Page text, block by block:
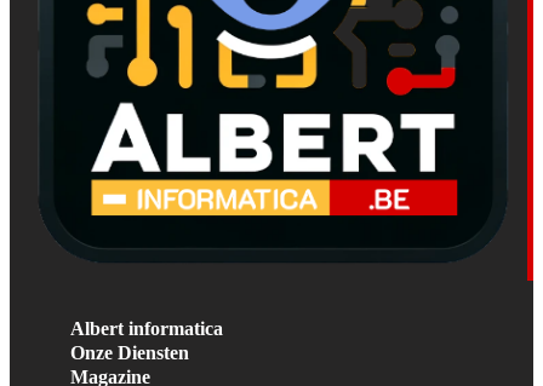
Albert informatica
Onze Diensten
Magazine